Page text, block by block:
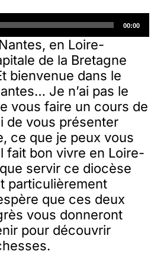
Responsables
00:00
en Loire-
de la Bretagne
bienvenue dans le
Je n’ai pas le
vous faire un cours de
de vous présenter
ce que je peux vous
fait bon vivre en Loire-
servir ce diocèse
particulièrement
que ces deux
vous donneront
pour découvrir